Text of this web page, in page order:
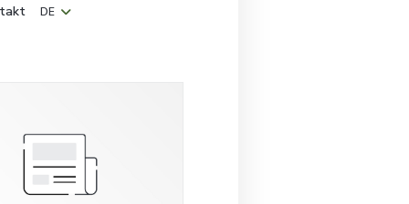
neues Fenster))
ein neues Fenster))
DE